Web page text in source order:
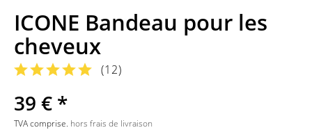
ICONE Bandeau pour les
cheveux
(12)
39 € *
TVA comprise. hors frais de livraison